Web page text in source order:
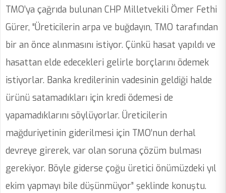
TMO’ya çağrıda bulunan CHP Milletvekili Ömer Fethi
Gürer, “Üreticilerin arpa ve buğdayın, TMO tarafından
bir an önce alınmasını istiyor. Çünkü hasat yapıldı ve
hasattan elde edecekleri gelirle borçlarını ödemek
istiyorlar. Banka kredilerinin vadesinin geldiği halde
ürünü satamadıkları için kredi ödemesi de
yapamadıklarını söylüyorlar. Üreticilerin
mağduriyetinin giderilmesi için TMO’nun derhal
devreye girerek, var olan soruna çözüm bulması
gerekiyor. Böyle giderse çoğu üretici önümüzdeki yıl
ekim yapmayı bile düşünmüyor” şeklinde konuştu.